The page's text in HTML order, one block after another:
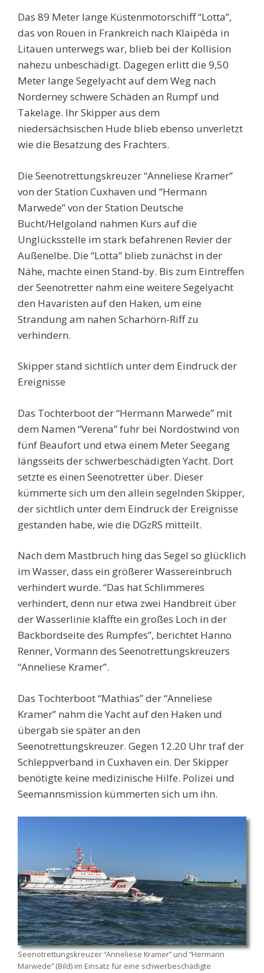
Das 89 Meter lange Küstenmotorschiff “Lotta”,
das von Rouen in Frankreich nach Klaipėda in
Litauen unterwegs war, blieb bei der Kollision
nahezu unbeschädigt. Dagegen erlitt die 9,50
Meter lange Segelyacht auf dem Weg nach
Norderney schwere Schäden an Rumpf und
Takelage. Ihr Skipper aus dem
niedersächsischen Hude blieb ebenso unverletzt
wie die Besatzung des Frachters.
Die Seenotrettungskreuzer “Anneliese Kramer”
von der Station Cuxhaven und “Hermann
Marwede” von der Station Deutsche
Bucht/Helgoland nahmen Kurs auf die
Unglücksstelle im stark befahrenen Revier der
Außenelbe. Die “Lotta” blieb zunächst in der
Nähe, machte einen Stand-by. Bis zum Eintreffen
der Seenotretter nahm eine weitere Segelyacht
den Havaristen auf den Haken, um eine
Strandung am nahen Scharhörn-Riff zu
verhindern.
Skipper stand sichtlich unter dem Eindruck der
Ereignisse
Das Tochterboot der “Hermann Marwede” mit
dem Namen “Verena” fuhr bei Nordostwind von
fünf Beaufort und etwa einem Meter Seegang
längsseits der schwerbeschädigten Yacht. Dort
setzte es einen Seenotretter über. Dieser
kümmerte sich um den allein segelnden Skipper,
der sichtlich unter dem Eindruck der Ereignisse
gestanden habe, wie die DGzRS mitteilt.
Nach dem Mastbruch hing das Segel so glücklich
im Wasser, dass ein größerer Wassereinbruch
verhindert wurde. “Das hat Schlimmeres
verhindert, denn nur etwa zwei Handbreit über
der Wasserlinie klaffte ein großes Loch in der
Backbordseite des Rumpfes”, berichtet Hanno
Renner, Vormann des Seenotrettungskreuzers
“Anneliese Kramer”.
Das Tochterboot “Mathias” der “Anneliese
Kramer” nahm die Yacht auf den Haken und
übergab sie später an den
Seenotrettungskreuzer. Gegen 12.20 Uhr traf der
Schleppverband in Cuxhaven ein. Der Skipper
benötigte keine medizinische Hilfe. Polizei und
Seemannsmission kümmerten sich um ihn.
Seenotrettungskreuzer “Anneliese Kramer” und “Hermann
Marwede” (Bild) im Einsatz für eine schwerbeschädigte